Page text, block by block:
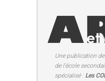
Une publication
de l'école
spécialisé : Les